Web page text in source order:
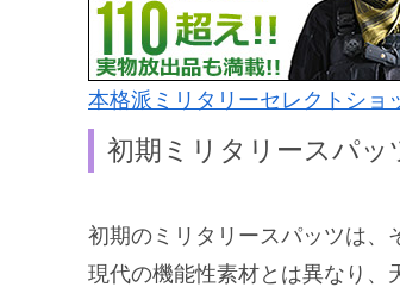
本格派ミリタリーセレクトショ
初期ミリタリースパッ
初期のミリタリースパッツは、
現代の機能性素材とは異なり、